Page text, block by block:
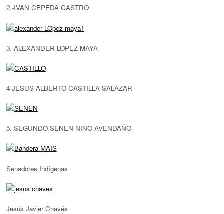
2.-IVAN CEPEDA CASTRO
3.-ALEXANDER LOPEZ MAYA
4-JESUS ALBERTO CASTILLA SALAZAR
5.-SEGUNDO SENEN NIÑO AVENDAÑO
Senadores Indígenas
Jesús Javier Chavés